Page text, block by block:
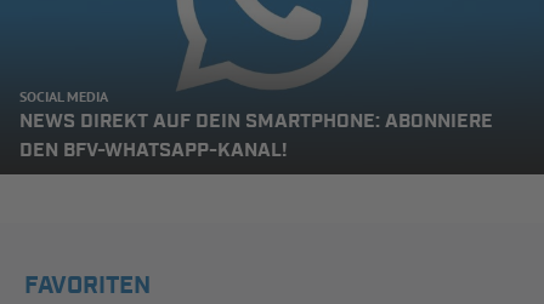
SOCIAL MEDIA
NEWS DIREKT AUF DEIN SMARTPHONE: ABONNIERE
DEN BFV-WHATSAPP-KANAL!
FAVORITEN